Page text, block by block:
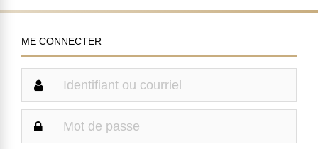
ME CONNECTER